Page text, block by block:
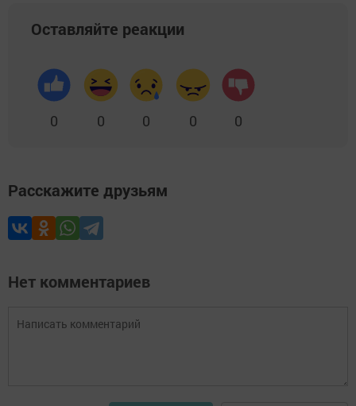
Оставляйте реакции
0 0 0 0 0
Расскажите друзьям
Нет комментариев